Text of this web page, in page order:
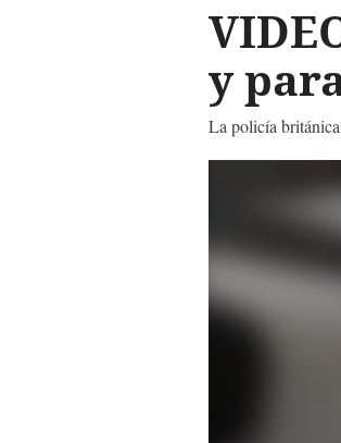
y
La policía
90%